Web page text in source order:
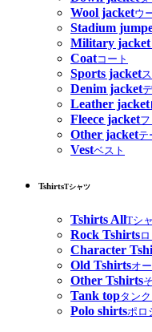
Wool jacketウ
Stadium
Military jacket
Coatコート
Sports jacket
Denim jacket
Leather jacket
Fleece jacketフ
Other jacketテ
Vestベスト
TshirtsTシャツ
Tshirts AllTシ
Rock Tshirts
Character
Old Tshirtsオ
Other Tshirts
Tank topタン
Polo shirtsポロ